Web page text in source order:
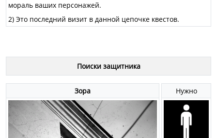
мораль ваших персонажей.
2) Это последний визит в данной цепочке квестов.
Поиски защитника
Зора Нужно